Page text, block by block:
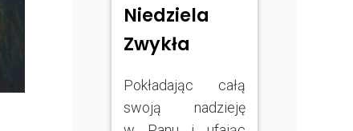
Niedziela
Zwykła
Pokładając całą
swoją nadzieję